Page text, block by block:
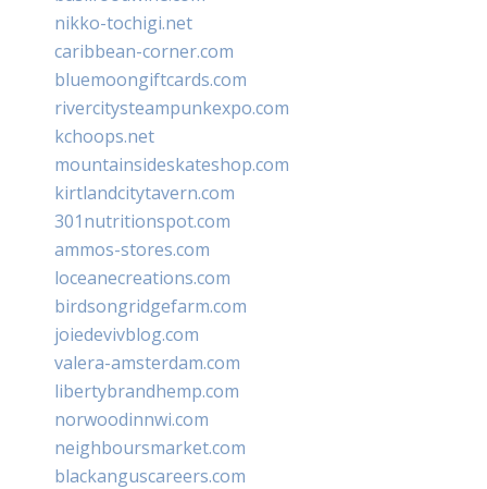
nikko-tochigi.net
caribbean-corner.com
bluemoongiftcards.com
rivercitysteampunkexpo.com
kchoops.net
mountainsideskateshop.com
kirtlandcitytavern.com
301nutritionspot.com
ammos-stores.com
loceanecreations.com
birdsongridgefarm.com
joiedevivblog.com
valera-amsterdam.com
libertybrandhemp.com
norwoodinnwi.com
neighboursmarket.com
blackanguscareers.com